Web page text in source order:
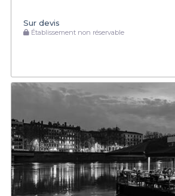
Sur devis
Établissement non réservable